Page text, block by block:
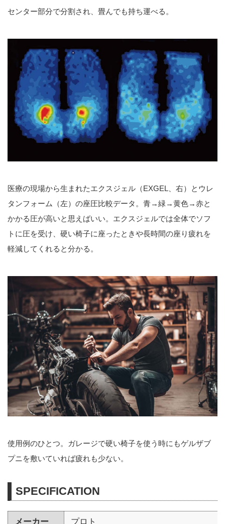
センター部分で分割され、畳んでも持ち運べる。
医療の現場から生まれたエクスジェル（EXGEL、右）とウレ
タンフォーム（左）の座圧比較データ。青→緑→黄色→赤と
かかる圧が高いと思えばいい。エクスジェルでは全体でソフ
トに圧を受け、硬い椅子に座ったときや長時間の座り疲れを
軽減してくれると分かる。
使用例のひとつ。ガレージで硬い椅子を使う時にもゲルザブ
プニを敷いていれば疲れも少ない。
SPECIFICATION
メーカー
プロト